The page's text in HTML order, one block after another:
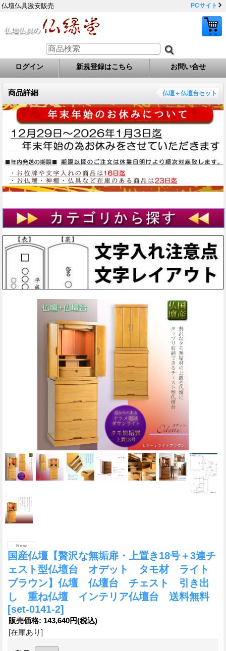
仏壇仏具激安販売 PCサイト
ログイン 新規登録はこちら お問い合せ
商品詳細 仏壇＋仏壇台セット
国産仏壇【贅沢な無垢扉・上置き18号＋3連チ
ェスト型仏壇台 オデット タモ材 ライト
ブラウン】仏壇 仏壇台 チェスト 引き出
し 重ね仏壇 インテリア仏壇台 送料無料
[set-0141-2]
販売価格: 143,640円(税込)
[在庫あり]